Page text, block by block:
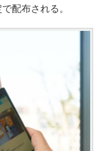
配布される。